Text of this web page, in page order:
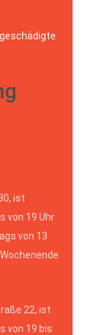
ist
von 19 Uhr
von 13
22, ist
von 19 bis